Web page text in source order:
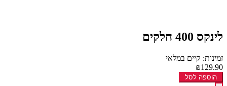
לינקס 400 חלקים
זמינות: קיים במלאי
₪129.90
הוספה לסל